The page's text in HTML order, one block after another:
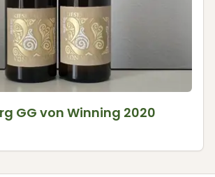
GG von Winning 2020